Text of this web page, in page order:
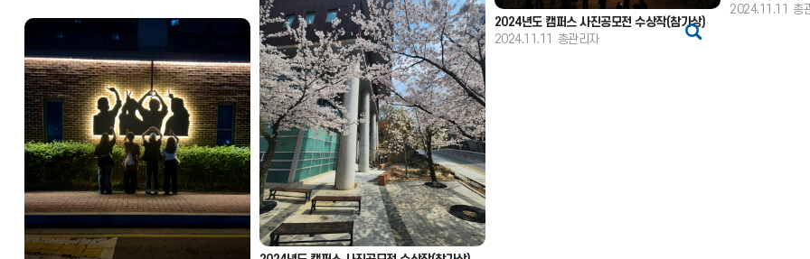
2024년도 캠퍼스 사진공모전 수상작(참가상)
2024.11.11
총관리자
2024.11.11 총